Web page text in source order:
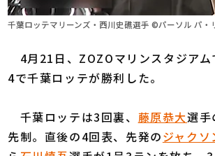
千葉ロッテマリーンズ・西川史礁選手 ©パーソル パ・
4月21日、ZOZOマリンスタジア
4で千葉ロッテが勝利した。
千葉ロッテは3回裏、 藤原恭大選手
先制。直後の4回表、先発のジャクソ